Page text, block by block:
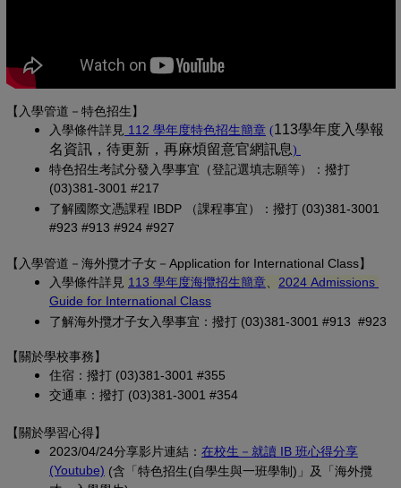
【入學管道－特色招生】
入學條件詳見 112 學年度特色招生簡章 (另開新視窗)
((PDF 檔，另開新視
113學年度入學報
名資訊，待更新，再麻煩留意官網訊息)
特色招生考試分發入學事宜（登記選填志願等）：撥打
(03)381-3001 #217
了解國際文憑課程 IBDP （課程事宜）：撥打 (03)381-3001
#923 #913 #924 #927
【 入學管道－ 海外攬才子女 －Application for International Class】
入學條件詳見 113 學年度海攬招生簡章 (另開新視窗)
2024 Admissions
Guide for International Class
了解海外攬才子女入學事宜：撥打 (03)381-3001 #913 #923
【關於學校事務】
住宿：撥打 (03)381-3001 #355
交通車：撥打 (03)381-3001 #354
【關於學習心得】
2023/04/24分享影片連結： 在校生－就讀 IB 班心得分享
(Youtube) (另開新視窗)
(含「特色招生(自學生與一班學制)」及「海外攬